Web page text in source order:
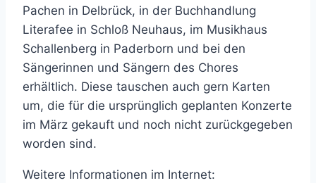
Pachen in Delbrück, in der Buchhandlung
Literafee in Schloß Neuhaus, im Musikhaus
Schallenberg in Paderborn und bei den
Sängerinnen und Sängern des Chores
erhältlich. Diese tauschen auch gern Karten
um, die für die ursprünglich geplanten Konzerte
im März gekauft und noch nicht zurückgegeben
worden sind.
Weitere Informationen im Internet: